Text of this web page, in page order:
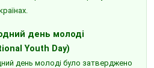
день молоді
Youth Day)
день молоді було затверджено